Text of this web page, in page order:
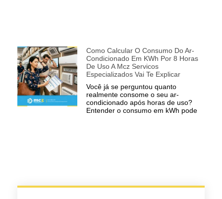
Como Calcular O Consumo Do Ar-
Condicionado Em KWh Por 8 Horas
De Uso A Mcz Servicos
Especializados Vai Te Explicar
Você já se perguntou quanto
realmente consome o seu ar-
condicionado após horas de uso?
Entender o consumo em kWh pode